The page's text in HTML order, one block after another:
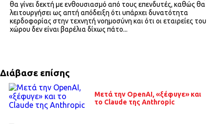
θα γίνει δεκτή με ενθουσιασμό από τους επενδυτές, καθώς θα
λειτουργήσει ως απτή απόδειξη ότι υπάρχει δυνατότητα
κερδοφορίας στην τεχνητή νοημοσύνη και ότι οι εταιρείες του
χώρου δεν είναι βαρέλια δίχως πάτο...
Διάβασε επίσης
Μετά την OpenAI, «ξέφυγε» και
το Claude της Anthropic